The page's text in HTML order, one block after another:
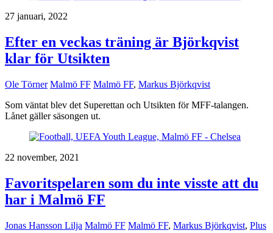
27 januari, 2022
Efter en veckas träning är Björkqvist
klar för Utsikten
Ole Törner Malmö FF Malmö FF, Markus Björkqvist
Som väntat blev det Superettan och Utsikten för MFF-talangen.
Lånet gäller säsongen ut.
22 november, 2021
Favoritspelaren som du inte visste att du
har i Malmö FF
Jonas Hansson Lilja Malmö FF Malmö FF, Markus Björkqvist, Plus